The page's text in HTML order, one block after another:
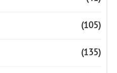
(105)
(135)